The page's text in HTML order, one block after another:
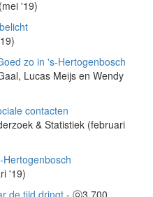
'19)
zo in 's-Hertogenbosch
Lucas Meijs en Wendy
contacten
& Statistiek (februari
'19)
de tijd dringt - ⓞ3.700